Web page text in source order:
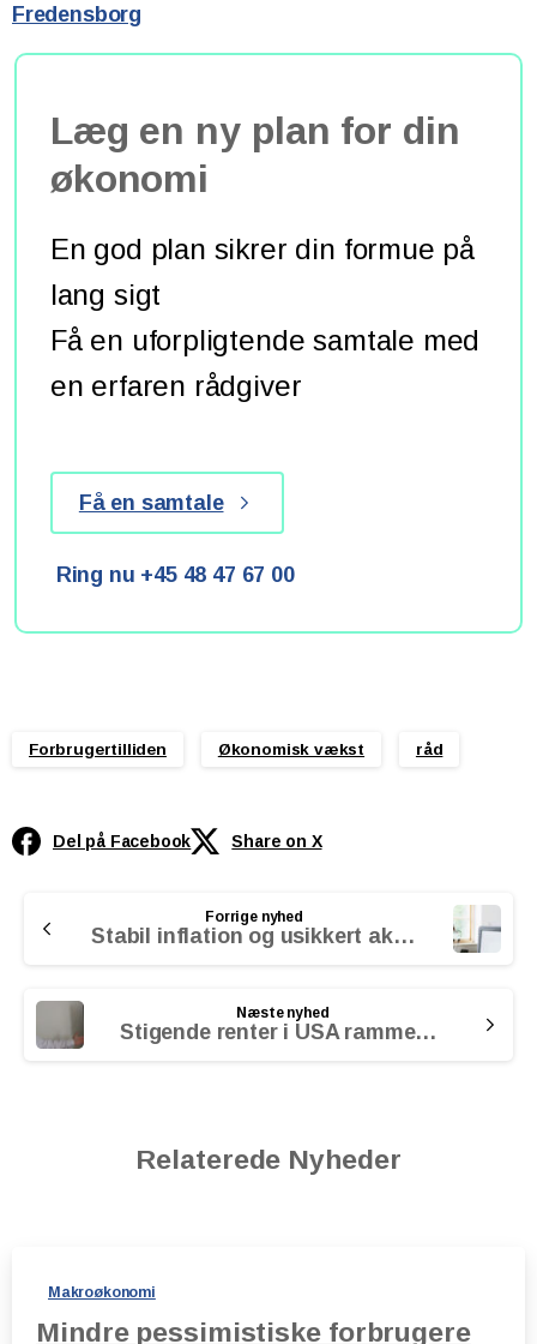
Fredensborg
Læg en ny plan for din
økonomi
En god plan sikrer din formue på
lang sigt
Få en uforpligtende samtale med
en erfaren rådgiver
Få en samtale
Ring nu +45 48 47 67 00
Forbrugertilliden Økonomisk vækst råd
Del på Facebook Share on X
Reading
Forrige nyhed
Stabil inflation og usikkert aktiemarked
Næste nyhed
Stigende renter i USA rammer næppe dig
Relaterede Nyheder
Makroøkonomi
Mindre pessimistiske forbrugere